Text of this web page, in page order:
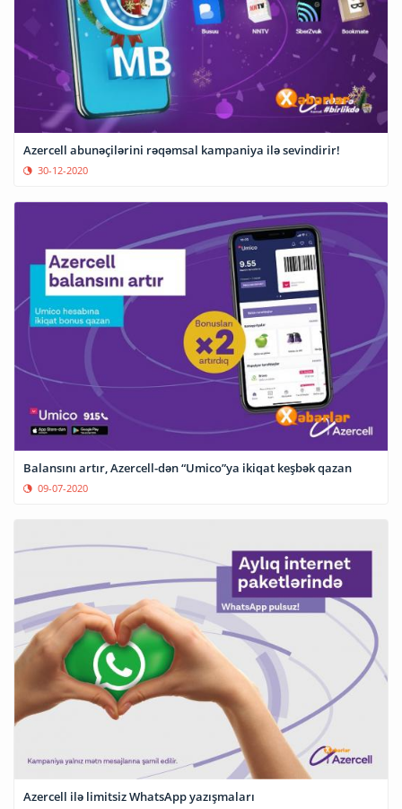
Azercell abunəçilərini rəqəmsal kampaniya ilə sevindirir!
30-12-2020
Balansını artır, Azercell-dən “Umico”ya ikiqat keşbək qazan
09-07-2020
Azercell ilə limitsiz WhatsApp yazışmaları